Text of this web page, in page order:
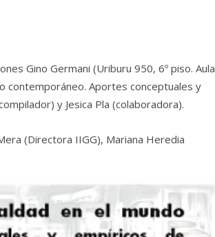
Gino Germani (Uriburu 950, 6º piso. Aula
contemporáneo. Aportes conceptuales y
y Jesica Pla (colaboradora).
(Directora IIGG), Mariana Heredia